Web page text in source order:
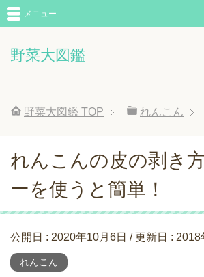
野菜大図鑑
メニュー
野菜大図鑑 TOP れんこん
れんこんの皮の剥き
ーを使うと簡単！
公開日 : 2020年10月6日 / 更新日 : 2018
れんこん